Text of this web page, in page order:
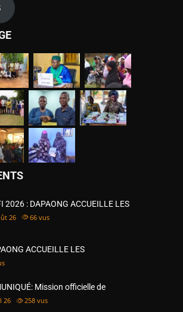
2026 : DAPAONG ACCUEILLE LES
26 66 vus
ACCUEILLE LES
Mission officielle de
26 258 vus